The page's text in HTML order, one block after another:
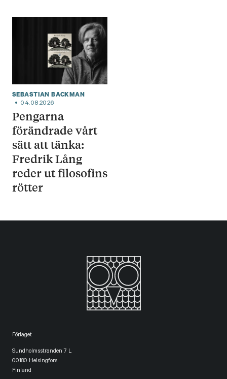
SEBASTIAN BACKMAN
04.08.2026
Pengarna
förändrade vårt
sätt att tänka:
Fredrik Lång
reder ut filosofins
rötter
Förlaget
Sundholmsstranden 7 L
00180 Helsingfors
Finland